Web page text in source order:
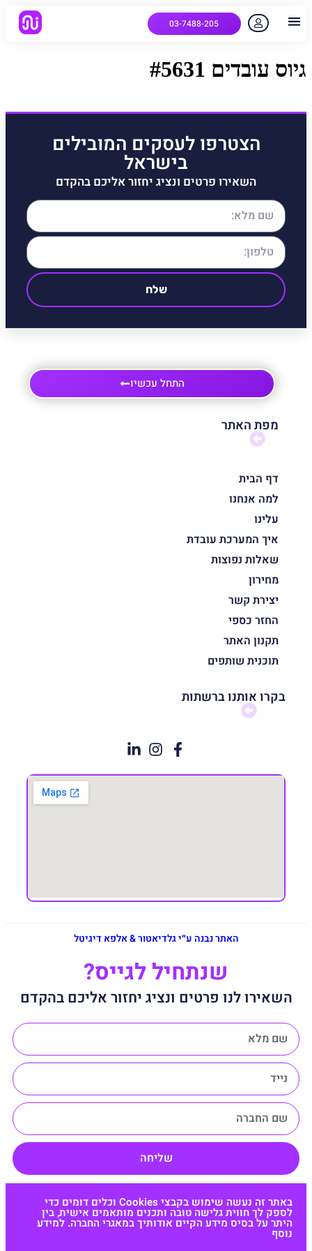
03-7488-205
גיוס עובדים #5631
הצטרפו לעסקים המובילים
בישראל
השאירו פרטים ונציג יחזור אליכם בהקדם
שלח
התחל עכשיו
מפת האתר
דף הבית
למה אנחנו
עלינו
איך המערכת עובדת
שאלות נפוצות
מחירון
יצירת קשר
החזר כספי
תקנון האתר
תוכנית שותפים
בקרו אותנו ברשתות
האתר נבנה ע״י גלדיאטור & אלפא דיגיטל
שנתחיל לגייס?
השאירו לנו פרטים ונציג יחזור אליכם בהקדם
שליחה
באתר זה נעשה שימוש בקבצי Cookies וכלים דומים כדי
לספק לך חווית גלישה טובה ותכנים מותאמים אישית, בין
היתר על בסיס מידע הקיים אודותיך במאגרי החברה. למידע
נוסף